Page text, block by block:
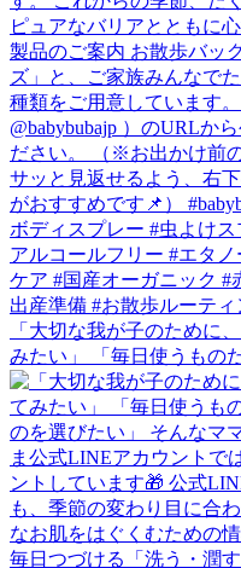
「大切な我が子のために
みたい」 「毎日使うもの